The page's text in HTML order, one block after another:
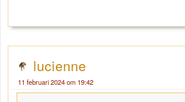
lucienne
11 februari 2024 om 19:42